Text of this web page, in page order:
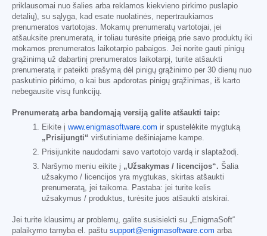
priklausomai nuo šalies arba reklamos kiekvieno pirkimo puslapio
detalių), su sąlyga, kad esate nuolatinės, nepertraukiamos
prenumeratos vartotojas. Mokamų prenumeratų vartotojai, jei
atšauksite prenumeratą, ir toliau turėsite prieigą prie savo produktų iki
mokamos prenumeratos laikotarpio pabaigos. Jei norite gauti pinigų
grąžinimą už dabartinį prenumeratos laikotarpį, turite atšaukti
prenumeratą ir pateikti prašymą dėl pinigų grąžinimo per 30 dienų nuo
paskutinio pirkimo, o kai bus apdorotas pinigų grąžinimas, iš karto
nebegausite visų funkcijų.
Prenumeratą arba bandomąją versiją galite atšaukti taip:
Eikite į www.enigmasoftware.com ir spustelėkite mygtuką
„Prisijungti“ viršutiniame dešiniajame kampe.
Prisijunkite naudodami savo vartotojo vardą ir slaptažodį.
Naršymo meniu eikite į „Užsakymas / licencijos“. Šalia
užsakymo / licencijos yra mygtukas, skirtas atšaukti
prenumeratą, jei taikoma. Pastaba: jei turite kelis
užsakymus / produktus, turėsite juos atšaukti atskirai.
Jei turite klausimų ar problemų, galite susisiekti su „EnigmaSoft“
palaikymo tarnyba el. paštu support@enigmasoftware.com arba